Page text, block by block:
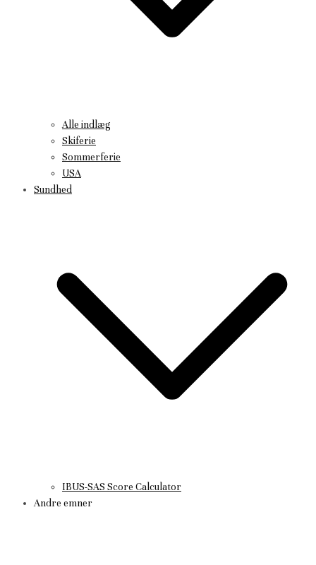
Alle indlæg
Skiferie
Sommerferie
USA
Sundhed
IBUS-SAS Score Calculator
Andre emner